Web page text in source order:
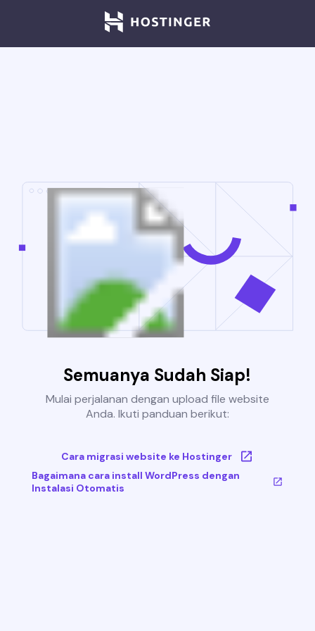
Semuanya Sudah Siap!
Mulai perjalanan dengan upload file website
Anda. Ikuti panduan berikut:
Cara migrasi website ke Hostinger
Bagaimana cara install WordPress dengan
Instalasi Otomatis